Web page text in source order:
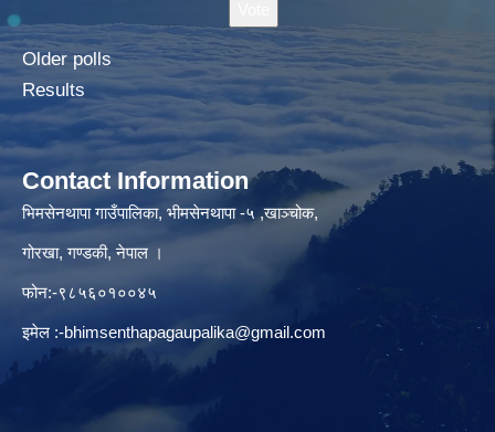
Older polls
Results
Contact Information
भिमसेनथापा गाउँपालिका, भीमसेनथापा -५ ,खाञ्चोक,
गोरखा, गण्डकी, नेपाल ।
फोन:-९८५६०१००४५
इमेल :-bhimsenthapagaupalika@gmail.com